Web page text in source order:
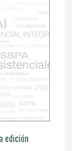
edición